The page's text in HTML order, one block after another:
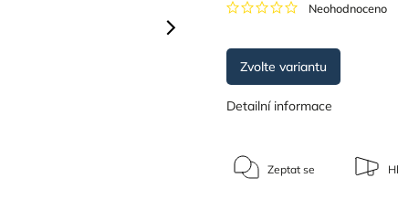
Neohodnoceno
Zvolte variantu
Detailní informace
Zeptat se